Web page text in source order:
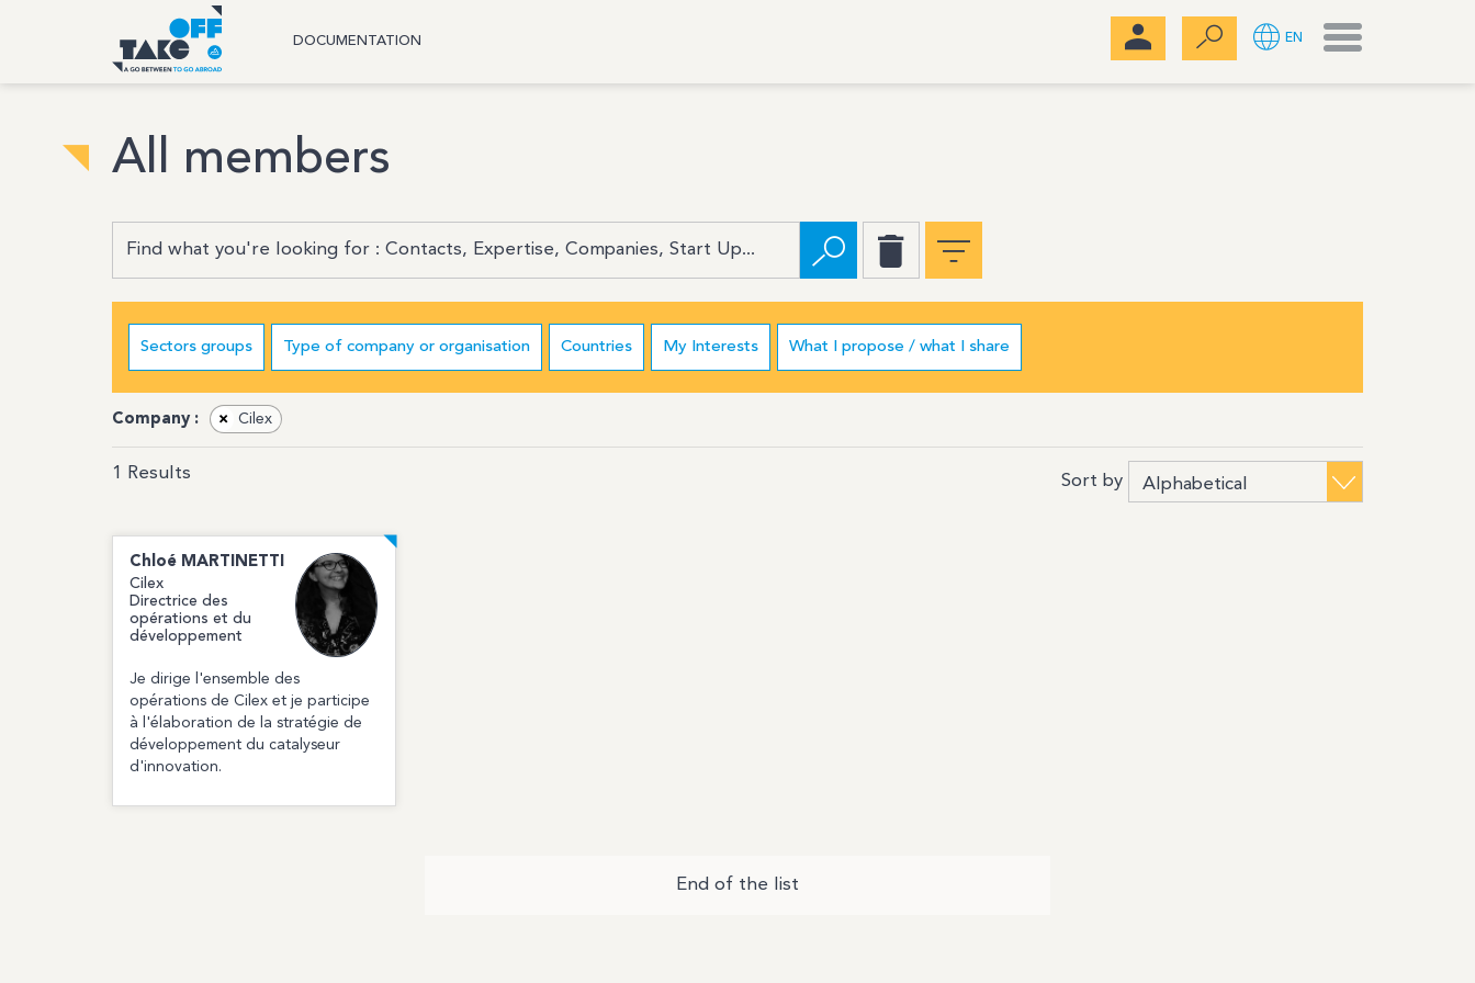
All members
Sectors groups Type of company or organisation Countries My Interests What I propose / what I share
Company : × Cilex
1 Results Sort by
Chloé MARTINETTI
Cilex
Directrice des
opérations et du
développement
Je dirige l'ensemble des
opérations de Cilex et je participe
à l'élaboration de la stratégie de
développement du catalyseur
d'innovation.
End of the list
DOCUMENTATION EN Menu